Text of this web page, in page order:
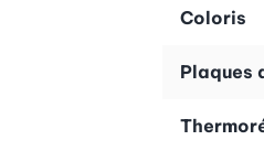
Coloris
Plaques